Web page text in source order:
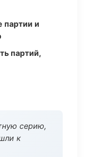
партии и
партий,
серию,
к